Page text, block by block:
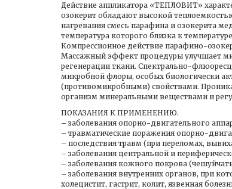
Действие аппликатора «ТЕПЛОВИТ»
озокерит обладают высокой
нагревания смесь парафина и озокерита
температура которого близка к
Компрессионное действие парафино-
Массажный эффект процедуры улучшает
регенерации ткани. Спектрально-
микробной флоры, особых биологически
(противомикробными) свойствами.
организм минеральными веществами и
ПОКАЗАНИЯ К ПРИМЕНЕНИЮ.
– заболевания опорно-двигательного
– травматические поражения опорно-
– последствия травм (при переломах,
– заболевания центральной и
– заболевания кожного покрова
– заболевания внутренних органов, при
холецистит, гастрит, колит, язвенная